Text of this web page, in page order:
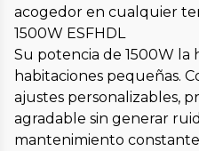
acogedor en cualquier
1500W ESFHDL
Su potencia de 1500W la
habitaciones pequeñas.
ajustes personalizables,
agradable sin generar
mantenimiento